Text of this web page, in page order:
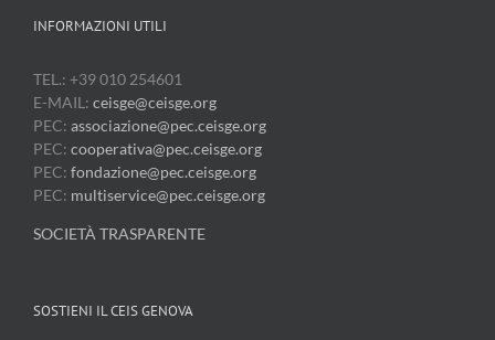
INFORMAZIONI UTILI
TEL.: +39 010 254601
E-MAIL: ceisge@ceisge.org
PEC: associazione@pec.ceisge.org
PEC: cooperativa@pec.ceisge.org
PEC: fondazione@pec.ceisge.org
PEC: multiservice@pec.ceisge.org
SOCIETÀ TRASPARENTE
SOSTIENI IL CEIS GENOVA